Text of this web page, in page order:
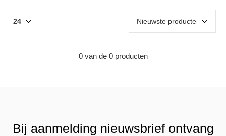
0 van de 0 producten
Bij aanmelding nieuwsbrief ontvang